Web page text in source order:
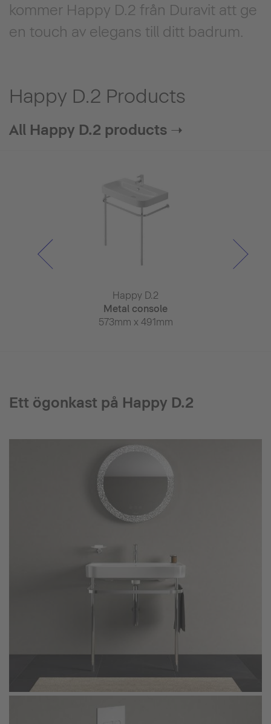
kommer Happy D.2 från Duravit att ge
en touch av elegans till ditt badrum.
Happy D.2 Products
All Happy D.2 products ➝
Happy D.2
Metal console
573mm x 491mm
Ett ögonkast på Happy D.2